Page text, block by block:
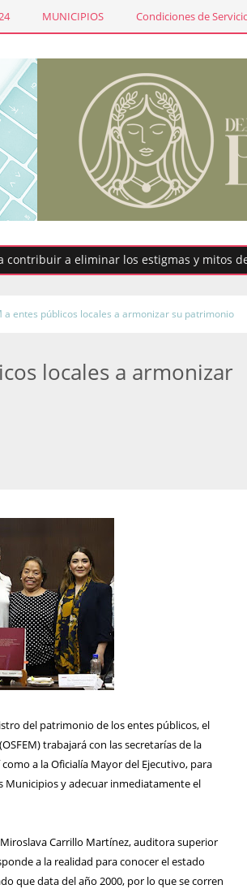
MUNICIPIOS Condiciones de
a eliminar los estigmas y mitos de la
a entes públicos locales a armonizar su patrimonio
locales a armonizar
del patrimonio de los entes públicos, el
trabajará con las secretarías de la
a la Oficialía Mayor del Ejecutivo, para
Municipios y adecuar inmediatamente el
Carrillo Martínez, auditora superior
a la realidad para conocer el estado
que data del año 2000, por lo que se corren